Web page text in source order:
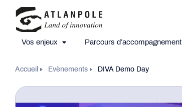
Vos enjeux Parcours d’accompagnement
Accueil Evènements DIVA Demo Day